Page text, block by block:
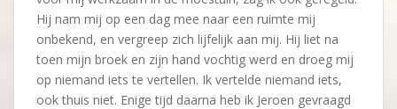
Hij nam mij op een dag mee naar een ruimte mij
onbekend, en vergreep zich lijfelijk aan mij. Hij liet na
toen mijn broek en zijn hand vochtig werd en droeg mij
op niemand iets te vertellen. Ik vertelde niemand iets,
ook thuis niet. Enige tijd daarna heb ik Jeroen gevraagd